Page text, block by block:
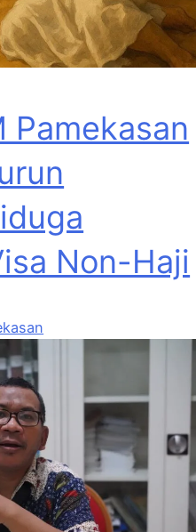
Pamekasan
Non-Haji